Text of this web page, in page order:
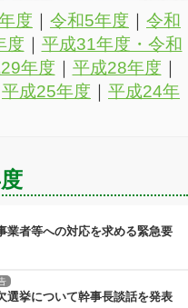
度 令和5年度
令和
度
平成31年度・令和
年度 平成28年度
平成25年度
平成24年
業者等への対応を求める緊急要
選挙について幹事長談話を発表